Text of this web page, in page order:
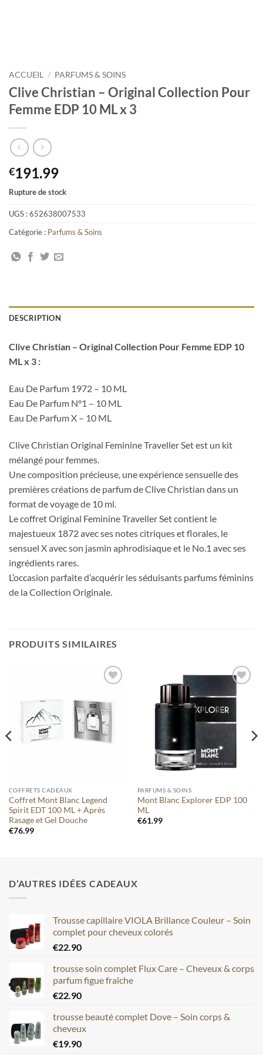
ACCUEIL / PARFUMS & SOINS
Clive Christian – Original Collection Pour
Femme EDP 10 ML x 3
€191.99
Rupture de stock
UGS :652638007533
Catégorie : Parfums & Soins
DESCRIPTION
Clive Christian – Original Collection Pour Femme EDP 10
ML x 3 :
Eau De Parfum 1972 – 10 ML
Eau De Parfum N°1 – 10 ML
Eau De Parfum X – 10 ML
Clive Christian Original Feminine Traveller Set est un kit
mélangé pour femmes.
Une composition précieuse, une expérience sensuelle des
premières créations de parfum de Clive Christian dans un
format de voyage de 10 ml.
Le coffret Original Feminine Traveller Set contient le
majestueux 1872 avec ses notes citriques et florales, le
sensuel X avec son jasmin aphrodisiaque et le No.1 avec ses
ingrédients rares.
L’occasion parfaite d’acquérir les séduisants parfums féminins
de la Collection Originale.
PRODUITS SIMILAIRES
à votre
liste
COFFRETS CADEAUX
Coffret Mont Blanc Legend
Spirit EDT 100 ML + Après
Rasage et Gel Douche
€76.99
Ajouter
PARFUMS & SOINS
Mont Blanc Explorer EDP 100
ML
€61.99
D’AUTRES IDÉES CADEAUX
Trousse capillaire VIOLA Brillance Couleur – Soin
complet pour cheveux colorés
€22.90
trousse soin complet Flux Care – Cheveux & corps
parfum figue fraîche
€22.90
trousse beauté complet Dove – Soin corps &
cheveux
€19.90